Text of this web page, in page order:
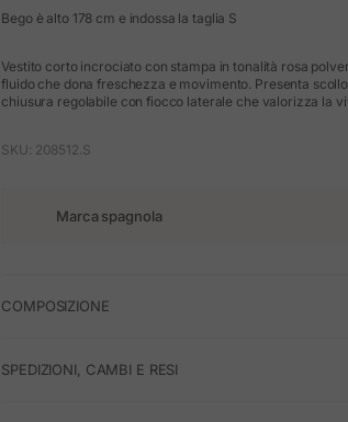
Bego è alto 178 cm e indossa la taglia S
Vestito corto incrociato con stampa in tonalità rosa
fluido che dona freschezza e movimento. Presenta
chiusura regolabile con fiocco laterale che valorizza la
SKU: 208512.S
Marca spagnola
COMPOSIZIONE
SPEDIZIONI, CAMBI E RESI